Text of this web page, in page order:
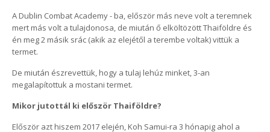
A Dublin Combat Academy - ba, először más neve volt a teremnek
mert más volt a tulajdonosa, de miután ő elköltözött Thaiföldre és
én meg 2 másik srác (akik az elejétől a terembe voltak) vittük a
termet.
De miután észrevettük, hogy a tulaj lehúz minket, 3-an
megalapítottuk a mostani termet.
Mikor jutottál ki először Thaiföldre?
Először azt hiszem 2017 elején, Koh Samui-ra 3 hónapig ahol a